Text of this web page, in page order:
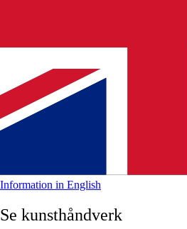
Information in English
Se kunsthåndverk